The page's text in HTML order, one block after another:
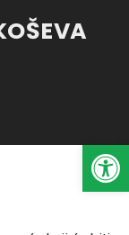
Open toolbar